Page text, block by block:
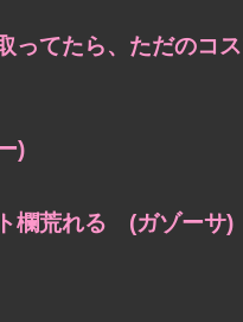
ってたら、ただのコ
)
欄荒れる (ガゾーサ)